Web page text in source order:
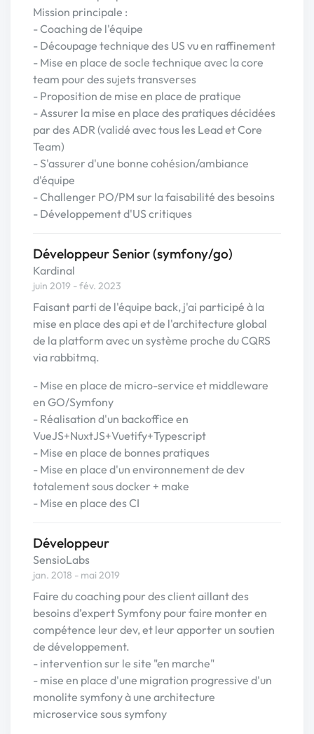
Mission principale :
- Coaching de l'équipe
- Découpage technique des US vu en raffinement
- Mise en place de socle technique avec la core
team pour des sujets transverses
- Proposition de mise en place de pratique
- Assurer la mise en place des pratiques décidées
par des ADR (validé avec tous les Lead et Core
Team)
- S'assurer d'une bonne cohésion/ambiance
d'équipe
- Challenger PO/PM sur la faisabilité des besoins
- Développement d'US critiques
Développeur Senior (symfony/go)
Kardinal
juin 2019 - fév. 2023
Faisant parti de l'équipe back, j'ai participé à la
mise en place des api et de l'architecture global
de la platform avec un système proche du CQRS
via rabbitmq.
- Mise en place de micro-service et middleware
en GO/Symfony
- Réalisation d'un backoffice en
VueJS+NuxtJS+Vuetify+Typescript
- Mise en place de bonnes pratiques
- Mise en place d'un environnement de dev
totalement sous docker + make
- Mise en place des CI
Développeur
SensioLabs
jan. 2018 - mai 2019
Faire du coaching pour des client aillant des
besoins d’expert Symfony pour faire monter en
compétence leur dev, et leur apporter un soutien
de développement.
- intervention sur le site "en marche"
- mise en place d'une migration progressive d'un
monolite symfony à une architecture
microservice sous symfony